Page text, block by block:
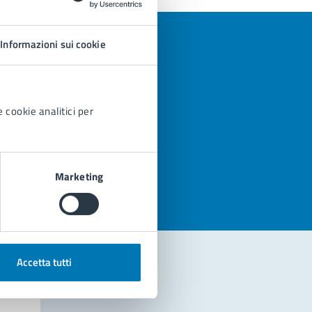
Informazioni sui cookie
cookie analitici per
Marketing
Accetta tutti